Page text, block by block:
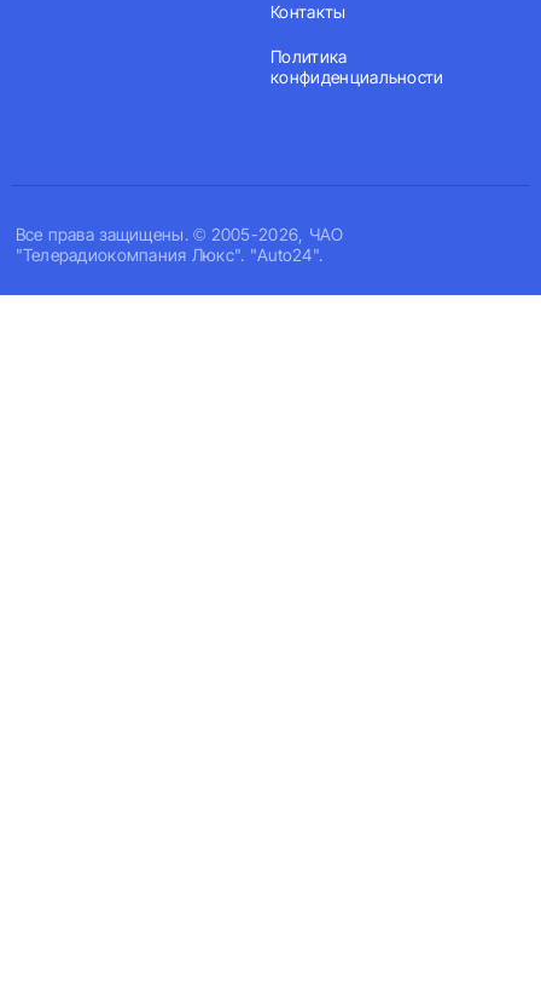
Все права защищены. © 2005-2026, ЧАО
"Телерадиокомпания Люкс". "Auto24".
Контакты
Политика
конфиденциальности